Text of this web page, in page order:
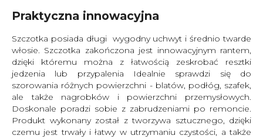
Praktyczna innowacyjna
Szczotka posiada długi wygodny uchwyt i średnio twarde
włosie. Szczotka zakończona jest innowacyjnym rantem,
dzięki któremu można z łatwością zeskrobać resztki
jedzenia lub przypalenia Idealnie sprawdzi się do
szorowania różnych powierzchni - blatów, podłóg, szafek,
ale także nagrobków i powierzchni przemysłowych.
Doskonale poradzi sobie z zabrudzeniami po remoncie.
Produkt wykonany został z tworzywa sztucznego, dzięki
czemu jest trwały i łatwy w utrzymaniu czystości, a także